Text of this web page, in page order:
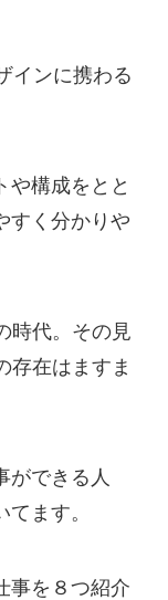
インに携わる
や構成をとと
すく分かりや
時代。その見
存在はますま
ができる人
ます。
事を８つ紹介